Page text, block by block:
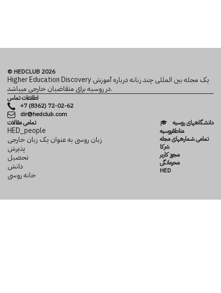
© HEDCLUB 2026
Higher Education Discovery یک مجله بین المللی چند زبانه درباره آموزش
در روسیه برای متقاضیان خارجی می­باشد.
اطلاعات تماس
+7 (8362) 72-02-62
dir@hedclub.com
تمامی مقالات
HED_people
زبان روسی به عنوان یک زبان خارجی
پذیرش
تحصیل
دانش
خانه روسی
دانشگاه­های روسیه
مناطقروسیه
تمامی شماره­های مجله
شرکا
مجوز کاربر
محرمانگی
HED